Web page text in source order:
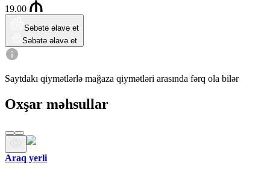
19.00
Səbətə əlavə et
Səbətə əlavə et
Saytdakı qiymətlərlə mağaza qiymətləri arasında fərq ola bilər
Oxşar məhsullar
Araq yerli